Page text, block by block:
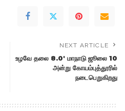
NEXT ARTICLE
உழவே தலை 8.0′ மாநாடு ஜூலை 10
அன்று கோயம்புத்தூரில்
நடைபெறுகிறது